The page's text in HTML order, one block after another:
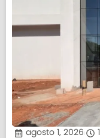
agosto 1, 2026